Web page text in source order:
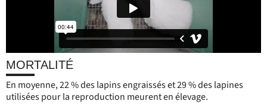
MORTALITÉ
En moyenne,22 % des lapins engraissés et 29 % des lapines
utilisées pour la reproduction meurent en élevage.